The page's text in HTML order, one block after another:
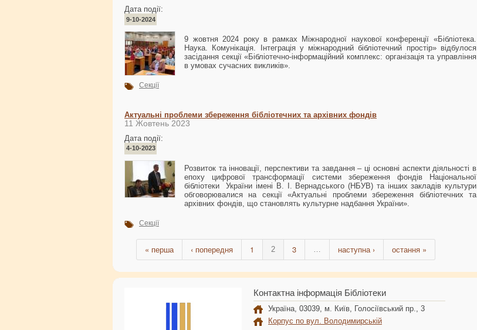
Дата події:
9-10-2024
9 жовтня 2024 року в рамках Міжнародної наукової конференції «Бібліотека.
Наука. Комунікація. Інтеграція у міжнародний бібліотечний простір» відбулося
засідання секції «Бібліотечно-інформаційний комплекс: організація та управління
в умовах сучасних викликів».
Секції
Актуальні проблеми збереження бібліотечних та архівних фондів
11 Жовтень 2023
Дата події:
4-10-2023
Розвиток та інновації, перспективи та завдання – ці основні аспекти діяльності в
епоху цифрової трансформації системи збереження фондів Національної
бібліотеки України імені В. І. Вернадського (НБУВ) та інших закладів культури
обговорювалися на секції «Актуальні проблеми збереження бібліотечних та
архівних фондів, що становлять культурне надбання України».
Секції
« перша ‹ попередня 1 2 3 … наступна › остання »
Контактна інформація Бібліотеки
Україна, 03039, м. Київ, Голосіївський пр., 3
Корпус по вул. Володимирській